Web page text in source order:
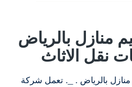
منازل بالرياض
نقل الاثاث
بالرياض . _. تعمل شركة